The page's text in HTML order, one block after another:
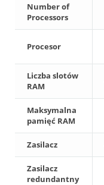
Number of
Processors
Procesor
Liczba slotów
RAM
Maksymalna
pamięć RAM
Zasilacz
Zasilacz
redundantny